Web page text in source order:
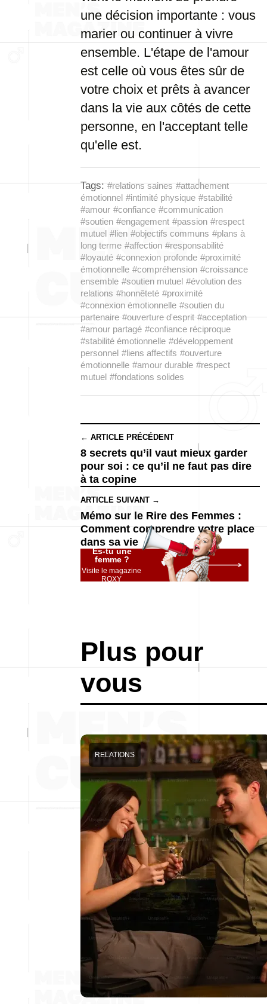
une décision importante : vous
marier ou continuer à vivre
ensemble. L'étape de l'amour
est celle où vous êtes sûr de
votre choix et prêts à avancer
dans la vie aux côtés de cette
personne, en l'acceptant telle
qu'elle est.
Tags: #relations saines #attachement
émotionnel #intimité physique #stabilité
#amour #confiance #communication
#soutien #engagement #passion #respect
mutuel #lien #objectifs communs #plans à
long terme #affection #responsabilité
#loyauté #connexion profonde #proximité
émotionnelle #compréhension #croissance
ensemble #soutien mutuel #évolution des
relations #honnêteté #proximité
#connexion émotionnelle #soutien du
partenaire #ouverture d'esprit #acceptation
#amour partagé #confiance réciproque
#stabilité émotionnelle #développement
personnel #liens affectifs #ouverture
émotionnelle #amour durable #respect
mutuel #fondations solides
← ARTICLE PRÉCÉDENT
8 secrets qu’il vaut mieux garder
pour soi : ce qu’il ne faut pas dire
à ta copine
ARTICLE SUIVANT →
Mémo sur le Rire des Femmes :
Comment comprendre votre place
dans sa vie
Es-tu une
femme ?
Visite le magazine
ROXY
Plus pour
vous
RELATIONS